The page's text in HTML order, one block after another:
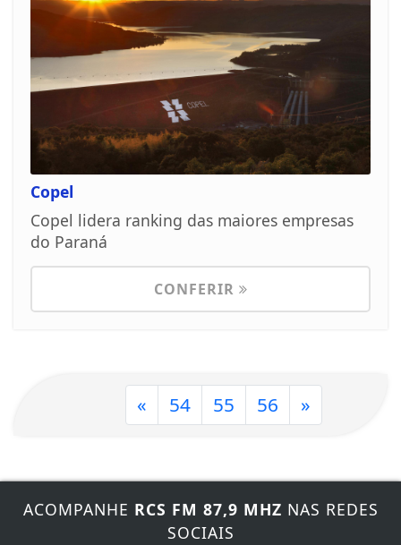
Copel
Copel lidera ranking das maiores empresas
do Paraná
CONFERIR
« 54 55 56 »
ACOMPANHE RCS FM 87,9 MHZ NAS REDES
SOCIAIS